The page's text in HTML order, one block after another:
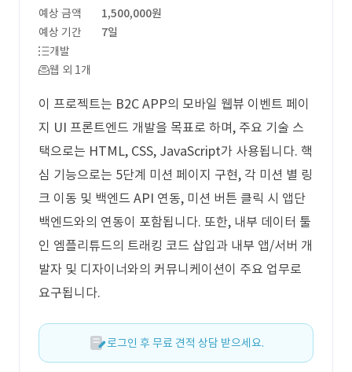
예상 금액
1,500,000원
예상 기간
7일
개발
웹 외 1개
이 프로젝트는 B2C APP의 모바일 웹뷰 이벤트 페이
지 UI 프론트엔드 개발을 목표로 하며, 주요 기술 스
택으로는 HTML, CSS, JavaScript가 사용됩니다. 핵
심 기능으로는 5단계 미션 페이지 구현, 각 미션 별 링
크 이동 및 백엔드 API 연동, 미션 버튼 클릭 시 앱단
백엔드와의 연동이 포함됩니다. 또한, 내부 데이터 툴
인 엠플리튜드의 트래킹 코드 삽입과 내부 앱/서버 개
발자 및 디자이너와의 커뮤니케이션이 주요 업무로
요구됩니다.
로그인 후 무료 견적 상담 받으세요.